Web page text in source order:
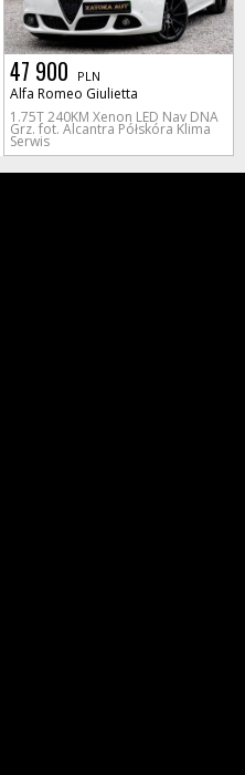
47 900 PLN
Alfa Romeo Giulietta
1.75T 240KM Xenon LED Nav DNA
Grz. fot. Alcantra Półskóra Klima
Serwis